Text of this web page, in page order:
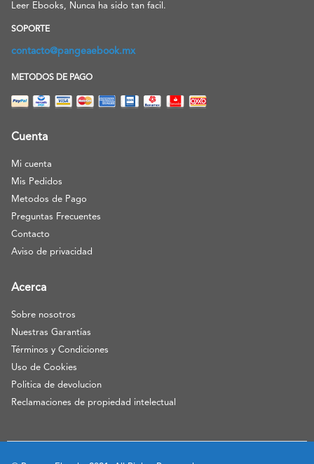
Leer Ebooks, Nunca ha sido tan facil.
SOPORTE
contacto@pangeaebook.mx
METODOS DE PAGO
Cuenta
Mi cuenta
Mis Pedidos
Metodos de Pago
Preguntas Frecuentes
Contacto
Aviso de privacidad
Acerca
Sobre nosotros
Nuestras Garantías
Términos y Condiciones
Uso de Cookies
Politica de devolucion
Reclamaciones de propiedad intelectual